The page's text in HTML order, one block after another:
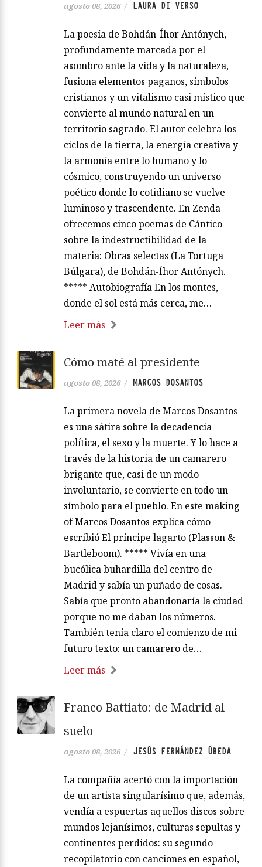
agosto 08, 2026 / LAURA DI VERSO
La poesía de Bohdán-Íhor Antónych,
profundamente marcada por el
asombro ante la vida y la naturaleza,
fusiona elementos paganos, símbolos
cristianos y un vitalismo casi místico que
convierte al mundo natural en un
territorio sagrado. El autor celebra los
ciclos de la tierra, la energía creativa y
la armonía entre lo humano y lo
cósmico, construyendo un universo
poético donde lo cotidiano se vuelve
luminoso y trascendente. En Zenda
ofrecemos cinco poemas de Cántico
sobre la indestructibilidad de la
materia: Obras selectas (La Tortuga
Búlgara), de Bohdán-Íhor Antónych.
***** Autobiografía En los montes,
donde el sol está más cerca, me…
Leer más
Cómo maté al presidente
agosto 08, 2026 / MARCOS DOSANTOS
La primera novela de Marcos Dosantos
es una sátira sobre la decadencia
política, el sexo y la muerte. Y lo hace a
través de la historia de un camarero
brigante que, casi de un modo
involuntario, se convierte en todo un
símbolo para el pueblo. En este making
of Marcos Dosantos explica cómo
escribió El príncipe lagarto (Plasson &
Bartleboom). ***** Vivía en una
bucólica buhardilla del centro de
Madrid y sabía un puñado de cosas.
Sabía que pronto abandonaría la ciudad
porque no me daban los números.
También tenía claro el comienzo de mi
futuro texto: un camarero de…
Leer más
Franco Battiato: de Madrid al
suelo
agosto 08, 2026 / JESÚS FERNÁNDEZ ÚBEDA
La compañía acertó con la importación
de un artista singularísimo que, además,
vendía a espuertas aquellos discos sobre
mundos lejanísimos, culturas sepultas y
continentes perdidos: su segundo
recopilatorio con canciones en español,